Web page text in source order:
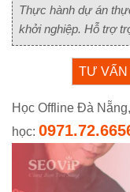
Thực hành dự án
khởi nghiệp. Hỗ trợ
TƯ VẤN
Học Offline Đà
học: